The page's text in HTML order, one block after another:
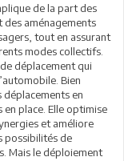
de la part des
aménagements
tout en assurant
modes collectifs.
déplacement qui
Bien
en
place. Elle optimise
et améliore
possibilités de
Mais le déploiement